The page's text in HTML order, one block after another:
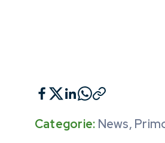
Categorie: News,